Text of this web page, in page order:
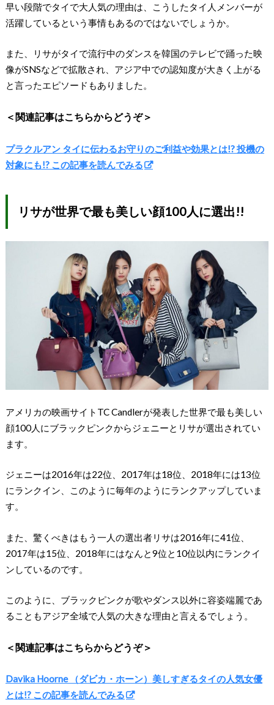
早い段階でタイで大人気の理由は、こうしたタイ人メンバーが
活躍しているという事情もあるのではないでしょうか。
また、リサがタイで流行中のダンスを韓国のテレビで踊った映
像がSNSなどで拡散され、アジア中での認知度が大きく上がる
と言ったエピソードもありました。
＜関連記事はこちらからどうぞ＞
プラクルアン タイに伝わるお守りのご利益や効果とは!? 投機の
対象にも!? この記事を読んでみる
リサが世界で最も美しい顔100人に選出!!
アメリカの映画サイトTC Candlerが発表した世界で最も美しい
顔100人にブラックピンクからジェニーとリサが選出されてい
ます。
ジェニーは2016年は22位、2017年は18位、2018年には13位
にランクイン、このように毎年のようにランクアップしていま
す。
また、驚くべきはもう一人の選出者リサは2016年に41位、
2017年は15位、2018年にはなんと9位と10位以内にランクイ
ンしているのです。
このように、ブラックピンクが歌やダンス以外に容姿端麗であ
ることもアジア全域で人気の大きな理由と言えるでしょう。
＜関連記事はこちらからどうぞ＞
Davika Hoorne （ダビカ・ホーン）美しすぎるタイの人気女優
とは!? この記事を読んでみる